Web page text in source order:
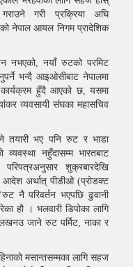
गरी प्रक्रिया अघि
नेपाल आयल निगम प्रादेशिक
नभएको, नयाँ रुटको परमिट
भन्दै आइओसीबाट नेपालमा
कार्यक्रम हुँदै आएको छ, यसमा
व्यवसायी संघका महासचिव
तयारी भए पनि रुट र भाडा
नहुँदासम्म भारतबाट
परिपत्रअनुसार शुक्रबारदेखि
आदेश अर्थात् पीडीओ (प्रोडक्ट
नै परिवर्तन भएपछि ढुवानी
हौ । भलवारी डिपोका लागि
जाने रुट पर्मिट, नाका र
मसान्तसम्मका लागि सहज